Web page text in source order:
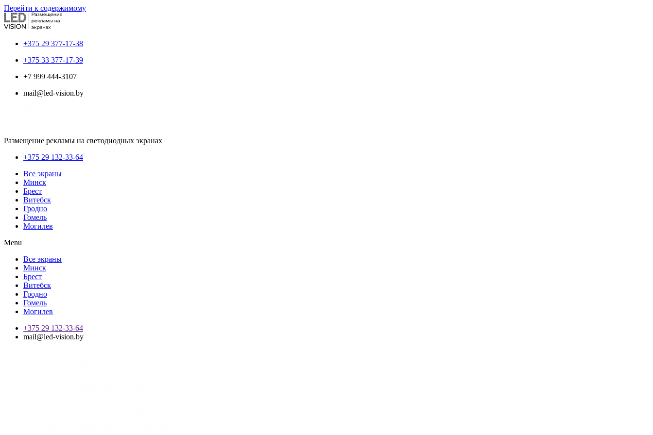
Перейти к содержимому
+375 29 377-17-38
+375 33 377-17-39
+7 999 444-3107
mail@led-vision.by
Размещение рекламы на светодиодных экранах
+375 29 132-33-64
Все экраны
Минск
Брест
Витебск
Гродно
Гомель
Могилев
Menu
Все экраны
Минск
Брест
Витебск
Гродно
Гомель
Могилев
+375 29 132-33-64
mail@led-vision.by